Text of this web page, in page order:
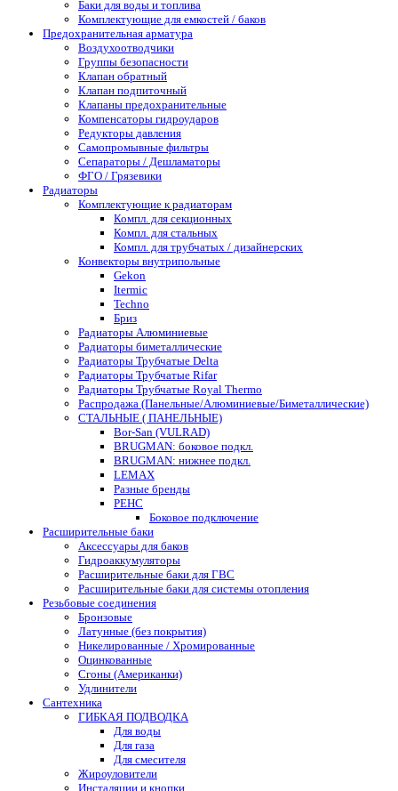
Баки для воды и топлива
Комплектующие для емкостей / баков
Предохранительная арматура
Воздухоотводчики
Группы безопасности
Клапан обратный
Клапан подпиточный
Клапаны предохранительные
Компенсаторы гидроударов
Редукторы давления
Самопромывные фильтры
Сепараторы / Дешламаторы
ФГО / Грязевики
Радиаторы
Комплектующие к радиаторам
Компл. для секционных
Компл. для стальных
Компл. для трубчатых / дизайнерских
Конвекторы внутрипольные
Gekon
Itermic
Techno
Бриз
Радиаторы Алюминиевые
Радиаторы биметаллические
Радиаторы Трубчатые Delta
Радиаторы Трубчатые Rifar
Радиаторы Трубчатые Royal Thermo
Распродажа (Панельные/Алюминиевые/Биметаллические)
СТАЛЬНЫЕ ( ПАНЕЛЬНЫЕ)
Bor-San (VULRAD)
BRUGMAN: боковое подкл.
BRUGMAN: нижнее подкл.
LEMAX
Разные бренды
РЕНС
Боковое подключение
Расширительные баки
Аксессуары для баков
Гидроаккумуляторы
Расширительные баки для ГВС
Расширительные баки для системы отопления
Резьбовые соединения
Бронзовые
Латунные (без покрытия)
Никелированные / Хромированные
Оцинкованные
Сгоны (Американки)
Удлинители
Сантехника
ГИБКАЯ ПОДВОДКА
Для воды
Для газа
Для смесителя
Жироуловители
Инсталяции и кнопки